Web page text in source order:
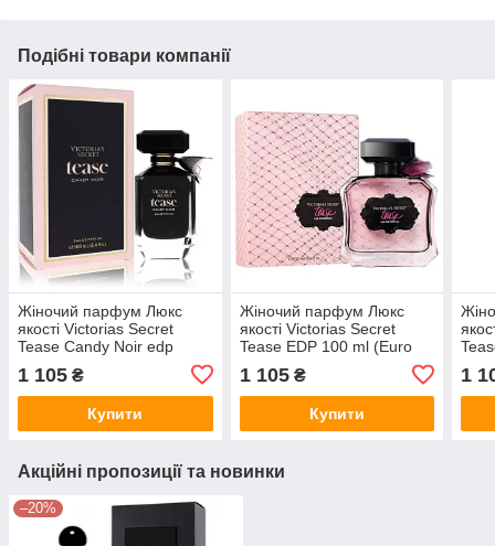
Подібні товари компанії
Жіночий парфум Люкс
якості Victorias Secret
Tease Candy Noir edp
1 105 ₴
Купити
Жіночий парфум Люкс
якості Victorias Secret
Tease EDP 100 ml (Euro
1 105₴
Купити
1
Акційні пропозиції та новинки
–20%